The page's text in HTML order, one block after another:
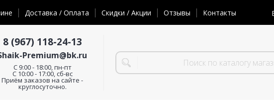
Доставка / Оплата Скидки / Акции Отзывы Контакты
8 (967) 118-24-13
Premium@bk.ru
C 9:00 - 18:00, пн-пт
С 10:00 - 17:00, сб-вс
Приём заказов на сайте -
круглосуточно.